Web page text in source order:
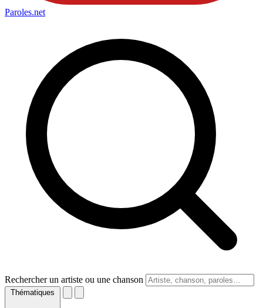
Paroles.net
Rechercher un artiste ou une chanson
Thématiques